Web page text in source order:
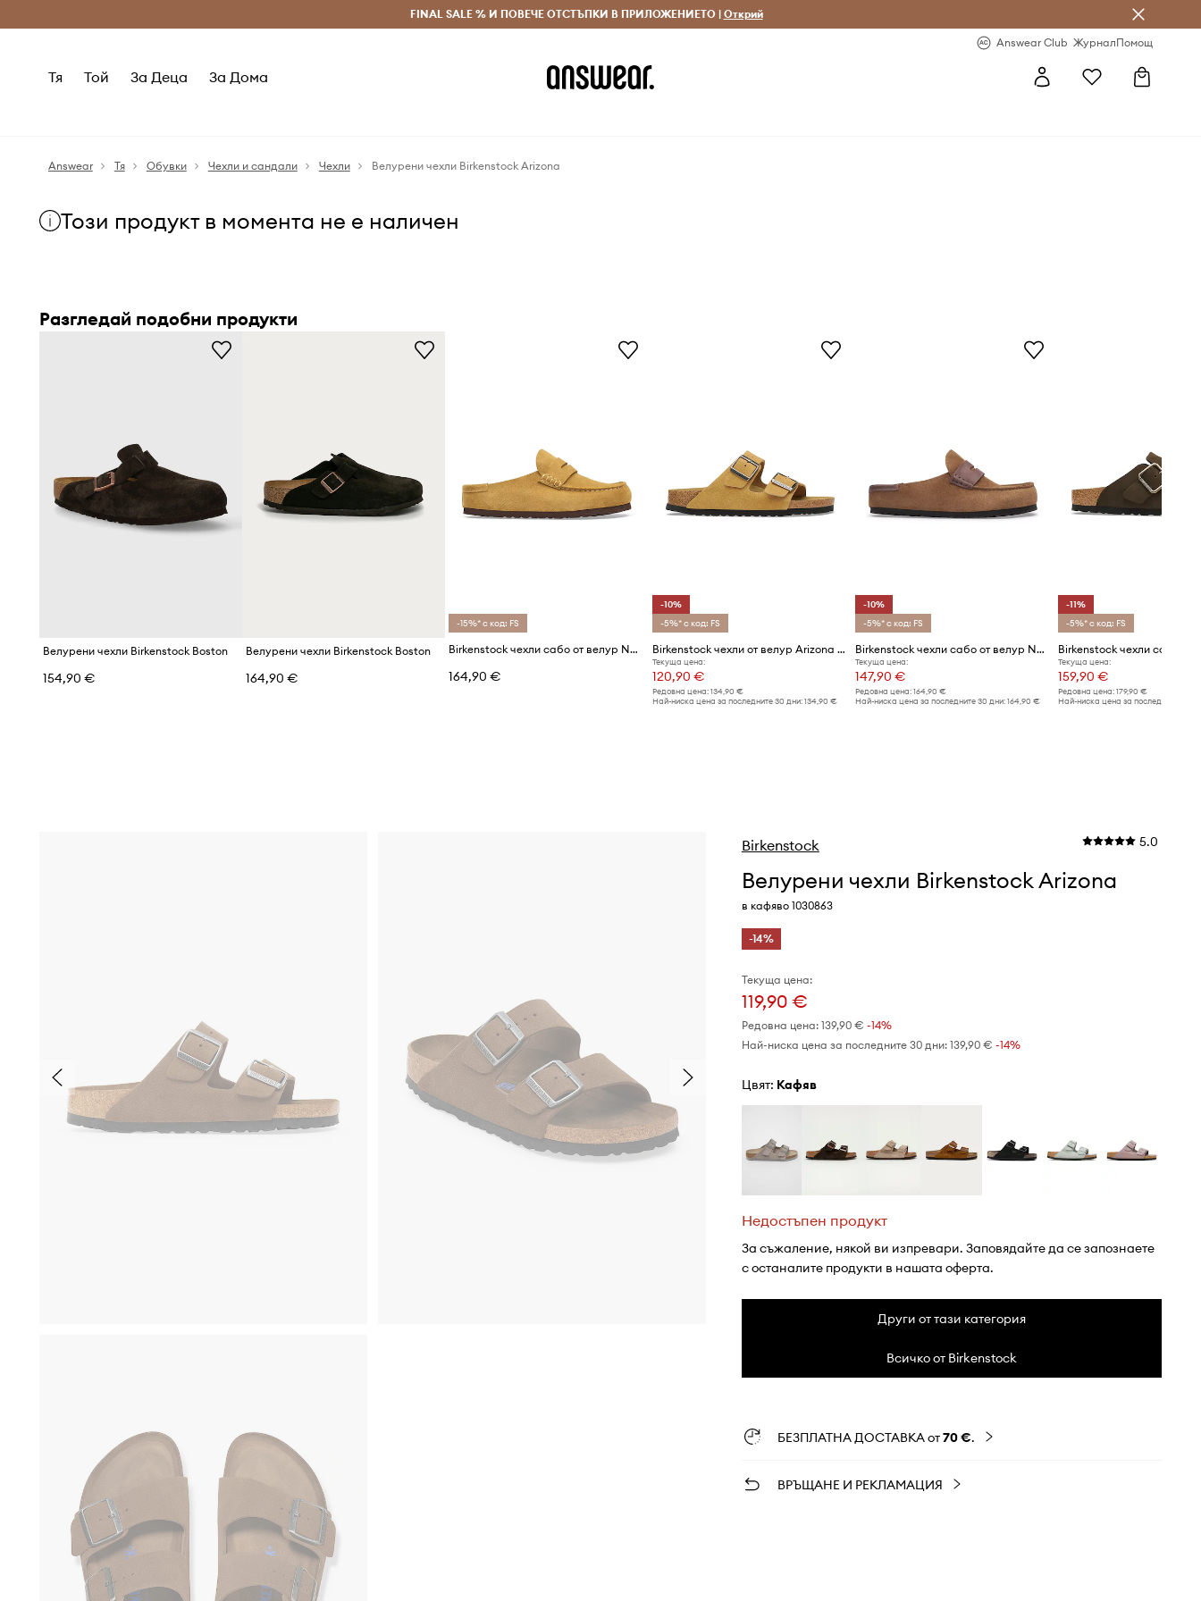
Безплатни доставка и връщане за поръчки над 70 EUR Доставка 1-5 дни
FINAL SALE % И ПОВЕЧЕ ОТСТЪПКИ В ПРИЛОЖЕНИЕТО | Открий
Answear Club ЖурналПомощ
Тя Той За Деца За Дома
Answear Тя Обувки Чехли и сандали Чехли Велурени чехли Birkenstock Arizona
Този продукт в момента не е наличен
Разгледай подобни продукти
Велурени чехли Birkenstock Boston
154,90 €
Велурени чехли Birkenstock Boston
164,90 €
-15%* с код: FS
Birkenstock чехли сабо от велур Naples Wrapped Suede Leather
164,90 €
-10%
-5%* с код: FS
Birkenstock чехли от велур Arizona Soft Footbed Suede Leather
Текуща цена:
120,90 €
Редовна цена: 134,90 €
Най-ниска цена за последните 30 дни: 134,90 €
-10%
-5%* с код: FS
Birkenstock чехли сабо от велур Naples Wrapped double stitch Mixed Leather
Текуща цена:
147,90 €
Редовна цена:164,90 €
Най-ниска цена за последните 30 дни:164,90 €
-11%
-5%* с код: FS
Текуща цена:
159,90 €
Редовна цена: 179,90 €
Най-ниска цена за последните 30
Birkenstock 5.0
Велурени чехли Birkenstock Arizona
в кафяво 1030863
-14%
Текуща цена:
119,90 €
Редовна цена: 139,90 € -14%
Най-ниска цена за последните 30 дни: 139,90 € -14%
Цвят: кафяв
Недостъпен продукт
За съжаление, някой ви изпревари. Заповядайте да се запознаете
с останалите продукти в нашата оферта.
Други от тази категория
Всичко от Birkenstock
БЕЗПЛАТНА ДОСТАВКА от70 €.
ВРЪЩАНЕ И РЕКЛАМАЦИЯ